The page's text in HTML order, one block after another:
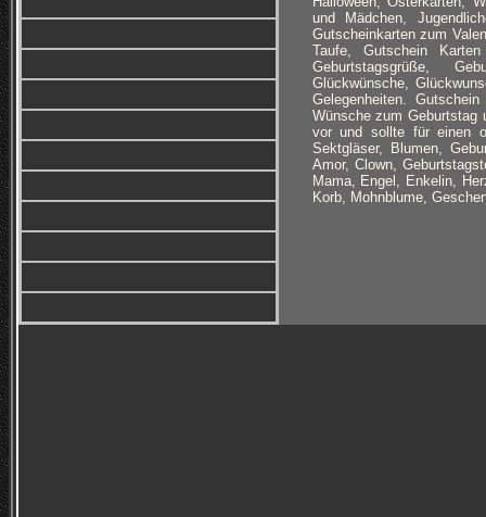
und Mädchen,
Gutscheinkarten zum
Taufe, Gutschein
Geburtstagsgrüße,
Glückwünsche,
Gelegenheiten.
Wünsche zum Geburtstag
vor und sollte für einen
Sektgläser, Blumen,
Amor, Clown,
Mama, Engel, Enkelin,
Korb, Mohnblume,